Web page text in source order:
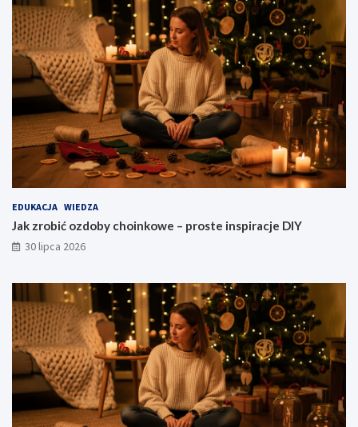
EDUKACJA WIEDZA
Jak zrobić ozdoby choinkowe – proste inspiracje DIY
30 lipca 2026